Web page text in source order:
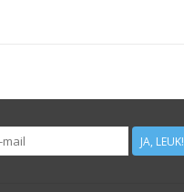
JA, LEUK!